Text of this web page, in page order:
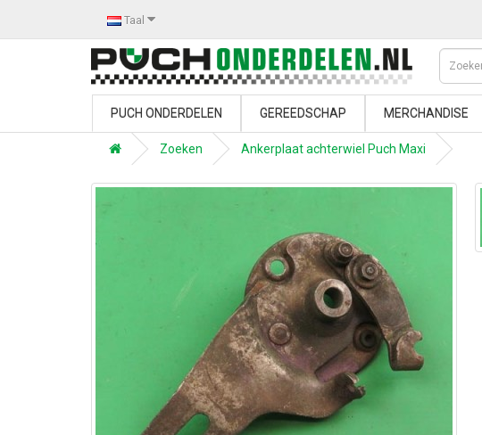
Taal
PUCH ONDERDELEN GEREEDSCHAP MERCHANDISE
Zoeken Ankerplaat achterwiel Puch Maxi